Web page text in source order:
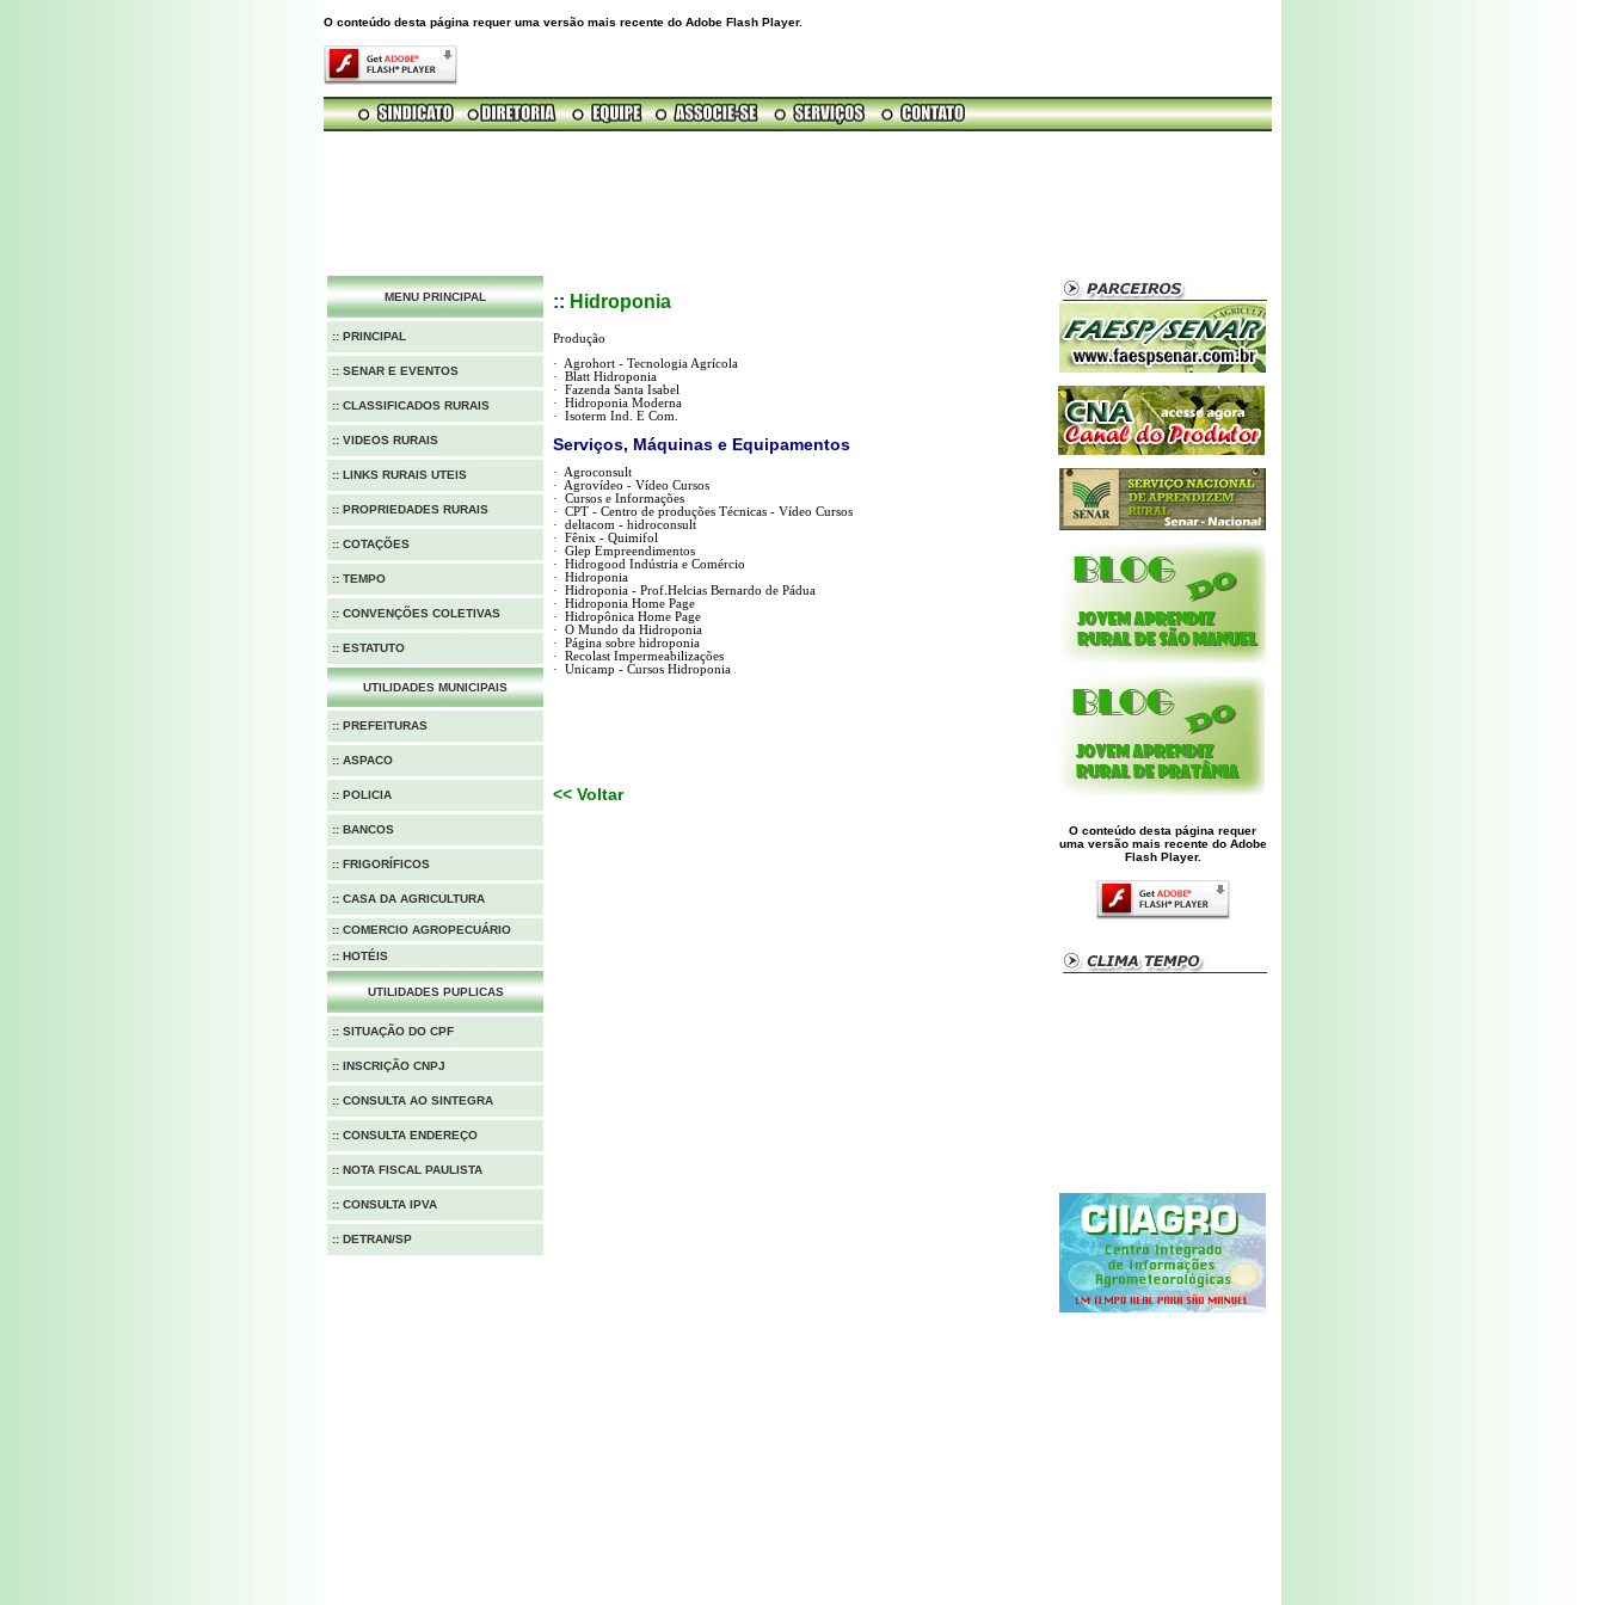
O conteúdo desta página requer uma versão mais recente do Adobe Flash Player.
MENU PRINCIPAL
:: PRINCIPAL
:: SENAR E EVENTOS
:: CLASSIFICADOS RURAIS
:: VIDEOS RURAIS
:: LINKS RURAIS UTEIS
:: PROPRIEDADES RURAIS
:: COTAÇÕES
:: TEMPO
:: CONVENÇÕES COLETIVAS
:: ESTATUTO
UTILIDADES MUNICIPAIS
:: PREFEITURAS
:: ASPACO
:: POLICIA
:: BANCOS
:: FRIGORÍFICOS
:: CASA DA AGRICULTURA
:: COMERCIO AGROPECUÁRIO
:: HOTÉIS
UTILIDADES PUPLICAS
:: SITUAÇÃO DO CPF
:: INSCRIÇÃO CNPJ
:: CONSULTA AO SINTEGRA
:: CONSULTA ENDEREÇO
:: NOTA FISCAL PAULISTA
:: CONSULTA IPVA
:: DETRAN/SP
:: Hidroponia
Produção
·
Agrohort- Tecnologia Agrícola
·
Blatt Hidroponia
·
Fazenda Santa Isabel
·
Hidroponia Moderna
·
Isoterm Ind. E Com.
Serviços, Máquinas e Equipamentos
·
Agroconsult
·
Agrovídeo - Vídeo Cursos
·
Cursos e Informações
·
CPT - Centro de produções Técnicas - Vídeo Cursos
·
deltacom - hidroconsult
·
Fênix - Quimifol
·
Glep Empreendimentos
·
Hidrogood Indústria e Comércio
·
Hidroponia
·
Hidroponia- Prof.HelciasBernardo de Pádua
·
HidroponiaHome Page
·
Hidropônica Home Page
·
O Mundo da Hidroponia
·
Página sobre hidroponia
·
RecolastImpermeabilizações
·
Unicamp - Cursos Hidroponia
<< Voltar
O conteúdo desta página requer
uma versão mais recente do Adobe
Flash Player.